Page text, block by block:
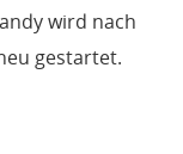
wird nach
gestartet.